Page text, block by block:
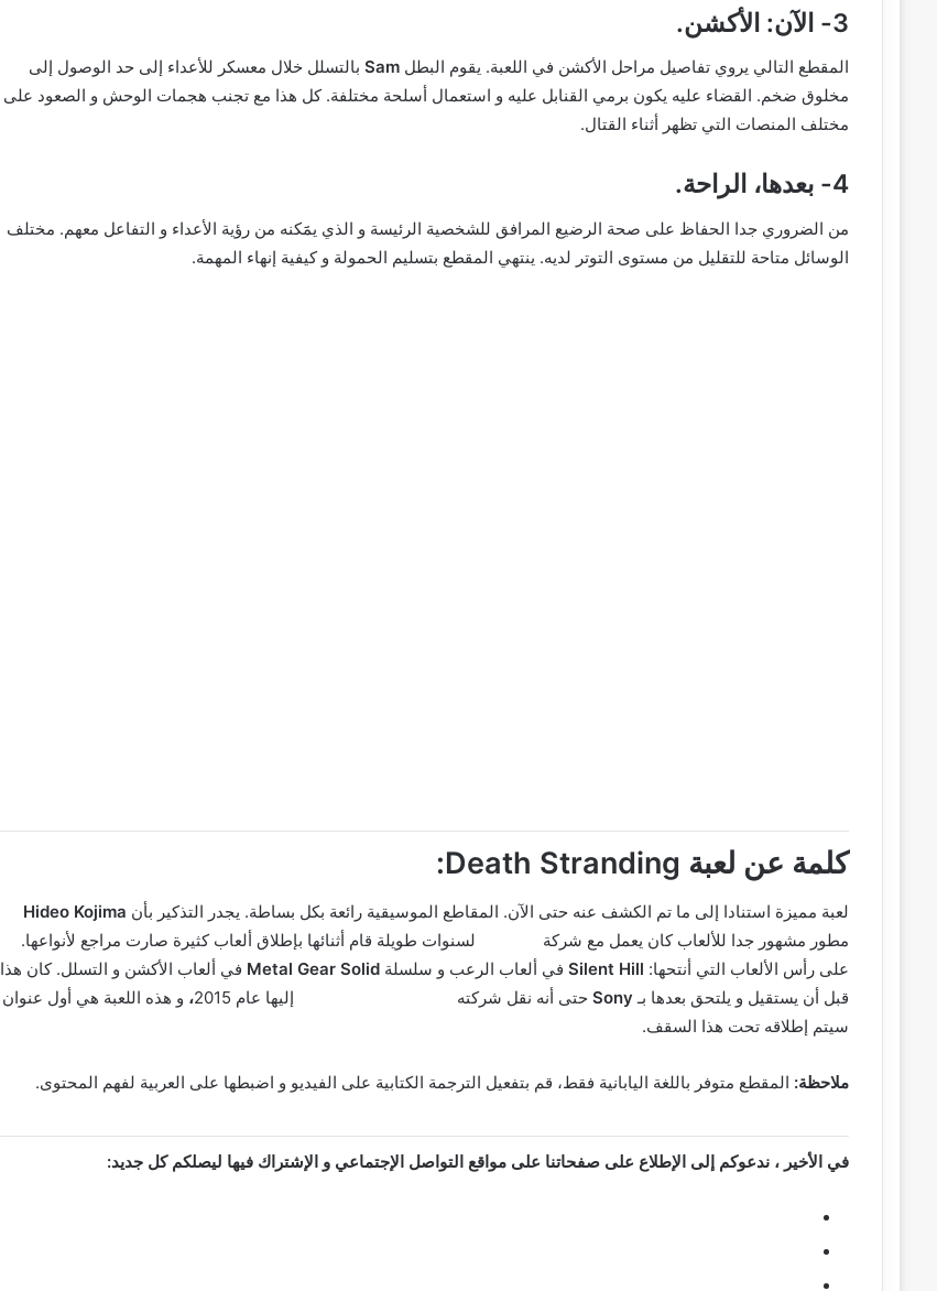
3- الآن: الأكشن.
المقطع التالي يروي تفاصيل مراحل الأكشن في اللعبة. يقوم البطل Samبالتسلل خلال معسكر للأعداء إلى حد الوصول إلى
مخلوق ضخم. القضاء عليه يكون برمي القنابل عليه و استعمال أسلحة مختلفة. كل هذا مع تجنب هجمات الوحش و الصعود على
مختلف المنصات التي تظهر أثناء القتال.
4- بعدها، الراحة.
من الضروري جدا الحفاظ على صحة الرضيع المرافق للشخصية الرئيسة و الذي يمََكنه من رؤية الأعداء و التفاعل معهم. مختلف
الوسائل متاحة للتقليل من مستوى التوتر لديه. ينتهي المقطع بتسليم الحمولة و كيفية إنهاء المهمة.
كلمة عن لعبة Death Stranding:
لعبة مميزة استنادا إلى ما تم الكشف عنه حتى الآن. المقاطع الموسيقية رائعة بكل بساطة. يجدر التذكير بأن Hideo Kojima
مطور مشهور جدا للألعاب كان يعمل مع شركة
لسنوات طويلة قام أثنائها بإطلاق ألعاب كثيرة صارت مراجع لأنواعها.
على رأس الألعاب التي أنتحها: Silent Hillفي ألعاب الرعب و سلسلة Metal Gear Solid في ألعاب الأكشن و التسلل. كان هذا
قبل أن يستقيل و يلتحق بعدها بـ Sonyحتى أنه نقل شركته إليها عام 2015 ، و هذه اللعبة هي أول عنوان
سيتم إطلاقه تحت هذا السقف.
ملاحظة: المقطع متوفر باللغة اليابانية فقط، قم بتفعيل الترجمة الكتابية على الفيديو و اضبطها على العربية لفهم المحتوى.
في الأخير ، ندعوكم إلى الإطلاع على صفحاتنا على مواقع التواصل الإجتماعي و الإشتراك فيها ليصلكم كل جديد: